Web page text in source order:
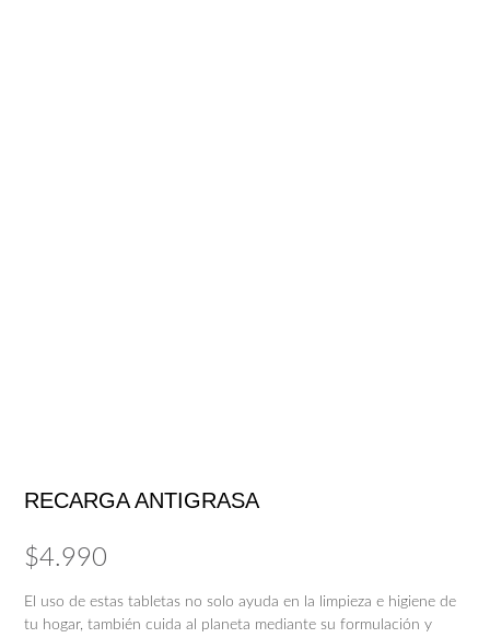
RECARGA ANTIGRASA
$4.990
El uso de estas tabletas no solo ayuda en la limpieza e higiene de
tu hogar, también cuida al planeta mediante su formulación y